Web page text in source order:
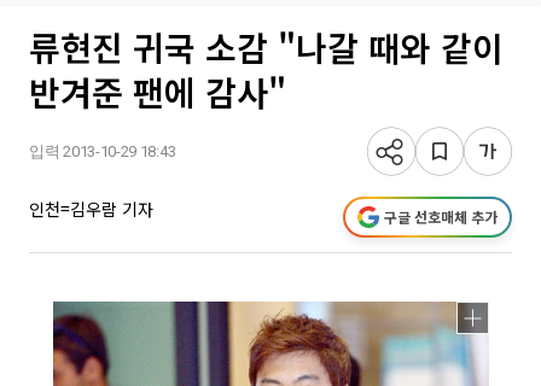
류현진 귀국 소감 "나갈 때와 같이
반겨준 팬에 감사"
입력 2013-10-29 18:43
인천=김우람 기자 구글 선호매체 추가